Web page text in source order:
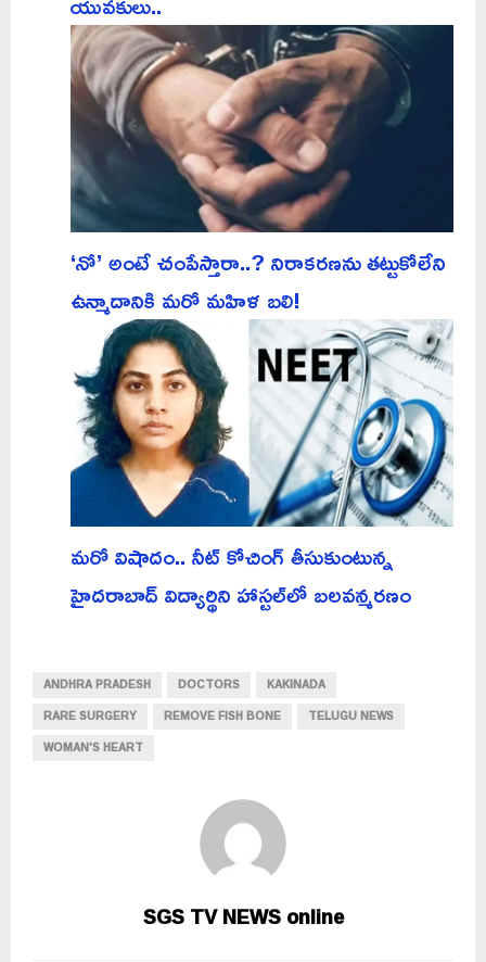
‘నో’ అంటే చంపేస్తారా..? నిరాకరణను తట్టుకోలేని
ఉన్మాదానికి మరో మహిళ బలి!
మరో విషాదం.. నీట్ కోచింగ్ తీసుకుంటున్న
హైదరాబాద్ విద్యార్థిని హాస్టల్‌లో బలవన్మరణం
ANDHRA PRADESH DOCTORS
KAKINADA
RARE SURGERY
REMOVE FISH BONE
TELUGU NEWS
WOMAN'S HEART
SGS TV NEWS online